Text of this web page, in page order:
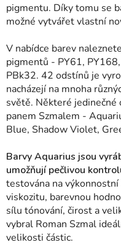
pigmentu. Díky tomu se
možné vytvářet vlastní
V nabídce barev
pigmentů - PY61,
PBk32. 42 odstínů je
nacházejí na mnoha
světě. Některé jedinečné
panem Szmalem -
Blue, Shadow Violet,
Barvy Aquarius jsou
umožňují pečlivou
testována na
viskozitu, barevnou
sílu tónování, čirost a
vybral Roman Szmal
velikosti částic.